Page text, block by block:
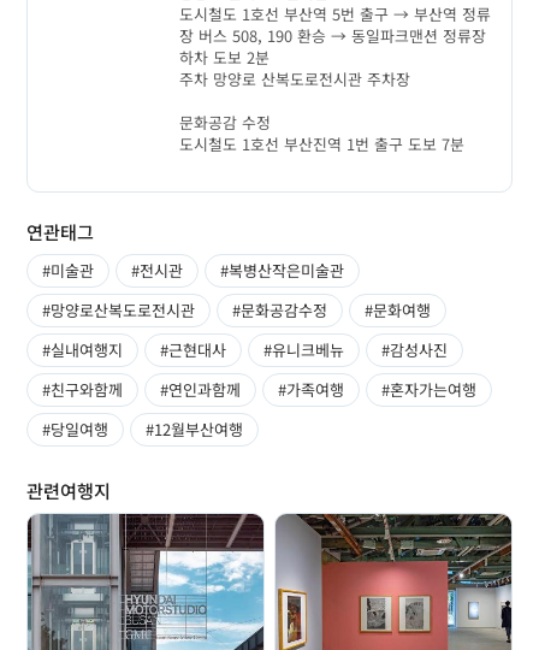
도시철도 1호선 부산역 5번 출구 → 부산역 정류
장 버스 508, 190 환승 → 동일파크맨션 정류장
하차 도보 2분
주차 망양로 산복도로전시관 주차장
문화공감 수정
도시철도 1호선 부산진역 1번 출구 도보 7분
연관태그
#미술관 #전시관
#복병산작은미술관
#망양로산복도로전시관
#문화공감수정
#문화여행
#실내여행지
#근현대사 #유니크베뉴
#감성사진
#친구와함께
#연인과함께 #가족여행
#혼자가는여행
#당일여행
#12월부산여행
관련여행지